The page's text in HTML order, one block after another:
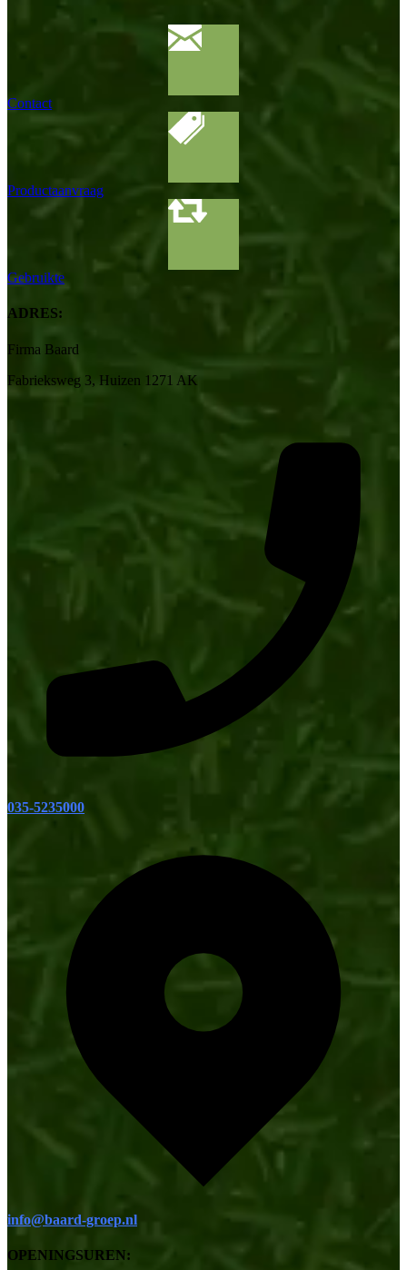
Contact
Productaanvraag
Gebruikte
ADRES:
Firma Baard
Fabrieksweg 3, Huizen 1271 AK
035-5235000
info@baard-groep.nl
OPENINGSUREN: